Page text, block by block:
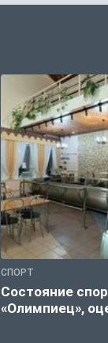
СПОРТ
Состояние
«Олимпиец»,